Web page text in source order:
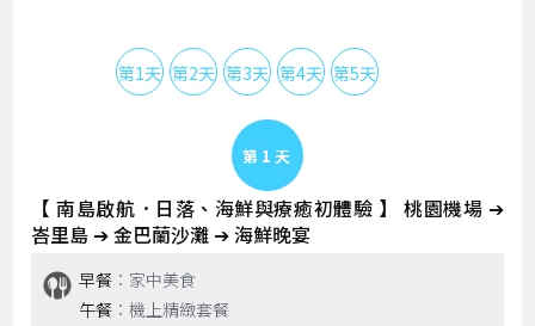
第1天 第2天 第3天 第4天 第5天
Day 1
【 南島啟航．日落、海鮮與療癒初體驗 】 桃園機場 ➔
峇里島 ➔ 金巴蘭沙灘 ➔ 海鮮晚宴
早餐 ：家中美食
午餐 ：機上精緻套餐